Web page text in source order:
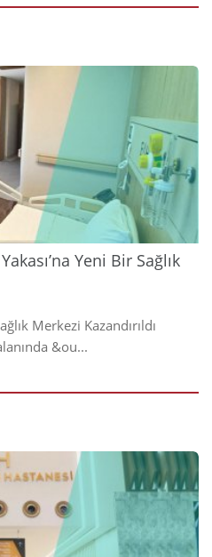
2024
Yeni Bir Sağlık
Merkezi Kazandırıldı
&ou...
2024